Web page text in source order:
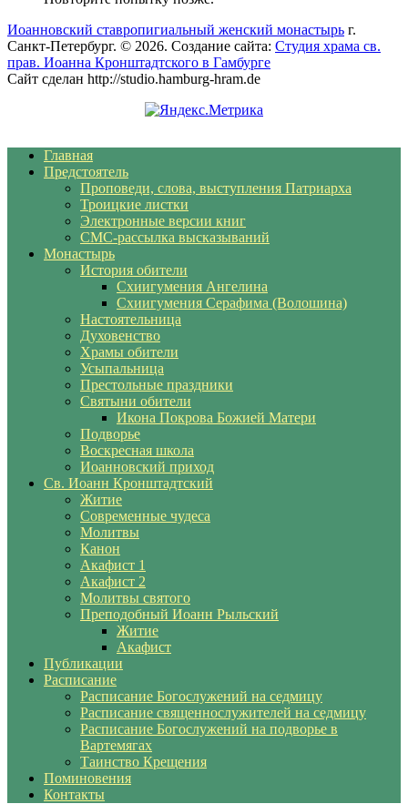
Иоанновский ставропигиальный женский монастырь г.
Санкт-Петербург. © 2026. Создание сайта: Студия храма св.
прав. Иоанна Кронштадтского в Гамбурге
Сайт сделан http://studio.hamburg-hram.de
Главная
Предстоятель
Проповеди, слова, выступления Патриарха
Троицкие листки
Электронные версии книг
СМС-рассылка высказываний
Монастырь
История обители
Схиигумения Ангелина
Схиигумения Серафима (Волошина)
Настоятельница
Духовенство
Храмы обители
Усыпальница
Престольные праздники
Святыни обители
Икона Покрова Божией Матери
Подворье
Воскресная школа
Иоанновский приход
Св. Иоанн Кронштадтский
Житие
Современные чудеса
Молитвы
Канон
Акафист 1
Акафист 2
Молитвы святого
Преподобный Иоанн Рыльский
Житие
Акафист
Публикации
Расписание
Расписание Богослужений на седмицу
Расписание священнослужителей на седмицу
Расписание Богослужений на подворье в
Вартемягах
Таинство Крещения
Поминовения
Контакты